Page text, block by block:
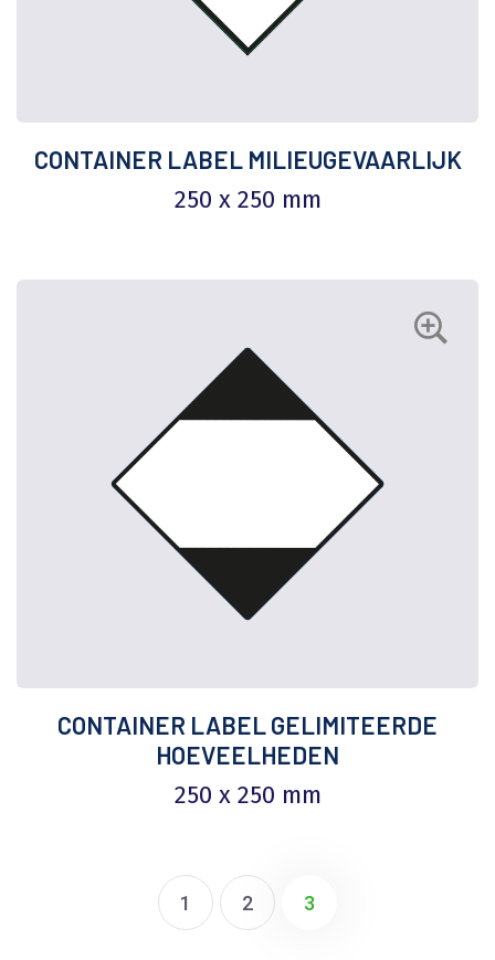
CONTAINER LABEL MILIEUGEVAARLIJK
250 x 250 mm
CONTAINER LABEL GELIMITEERDE
HOEVEELHEDEN
250 x 250 mm
1 2 3